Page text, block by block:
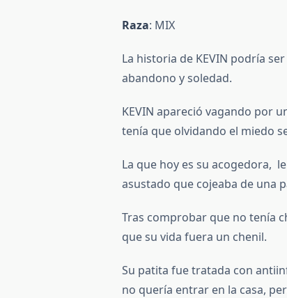
Raza: MIX
La historia de KEVIN podría
abandono y soledad.
KEVIN apareció vagando por
tenía que olvidando el miedo
La que hoy es su acogedora,
asustado que cojeaba de una
Tras comprobar que no tenía
que su vida fuera un chenil.
Su patita fue tratada con
no quería entrar en la casa,